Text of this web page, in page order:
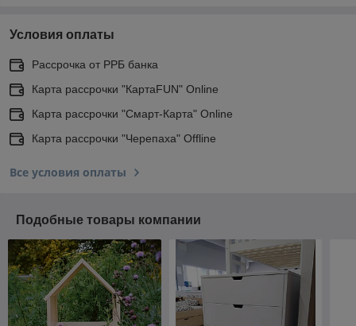
Условия оплаты
Рассрочка от РРБ банка
Карта рассрочки "КартаFUN" Online
Карта рассрочки "Смарт-Карта" Online
Карта рассрочки "Черепаха" Offline
Все условия оплаты
Подобные товары компании